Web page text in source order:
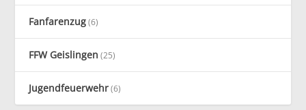
Fanfarenzug(6)
FFW Geislingen (25)
Jugendfeuerwehr(6)